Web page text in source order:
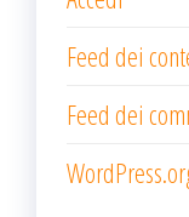
Feed dei
Feed dei